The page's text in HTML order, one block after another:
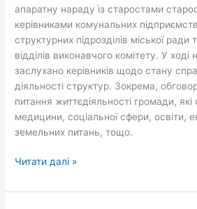
апаратну нараду із старостами
керівниками комунальних
структурних підрозділів міської
відділів виконавчого комітету. У ході
заслухано керівників щодо стану
діяльності структур. Зокрема,
питання життєдіяльності громади,
медицини, соціальної сфери, освіти,
земельних питань, тощо.
Читати далі »